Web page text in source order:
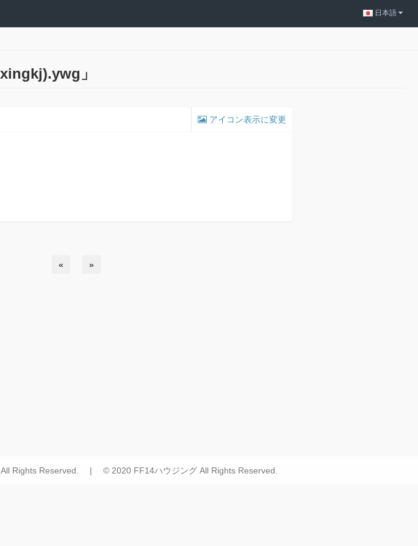
日本語
」
アイコン表示に変更
« »
All Rights Reserved. | © 2020 FF14ハウジング All Rights Reserved.